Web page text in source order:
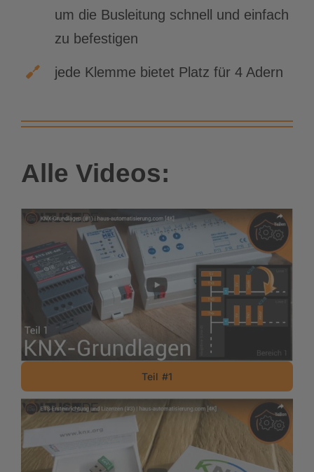
um die Busleitung schnell und einfach
zu befestigen
jede Klemme bietet Platz für 4 Adern
Alle Videos:
Teil #1